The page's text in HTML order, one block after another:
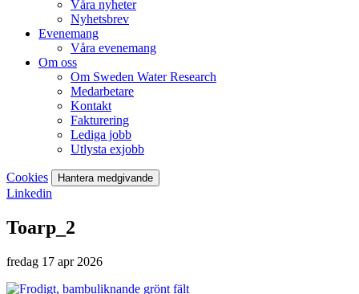
Våra nyheter
Nyhetsbrev
Evenemang
Våra evenemang
Om oss
Om Sweden Water Research
Medarbetare
Kontakt
Fakturering
Lediga jobb
Utlysta exjobb
Cookies Hantera medgivande
Linkedin
Toarp_2
fredag 17 apr 2026